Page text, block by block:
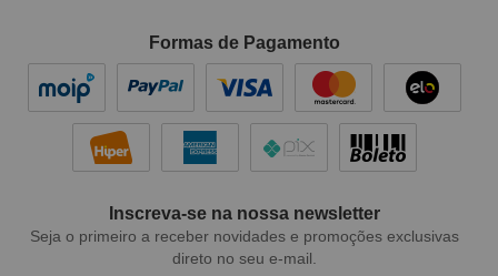
Formas de Pagamento
Inscreva-se na nossa newsletter
Seja o primeiro a receber novidades e promoções exclusivas
direto no seu e-mail.